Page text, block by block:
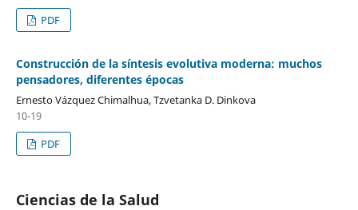
PDF
Construcción de la síntesis evolutiva moderna: muchos
pensadores, diferentes épocas
Ernesto Vázquez Chimalhua, Tzvetanka D. Dinkova
10-19
PDF
Ciencias de la Salud